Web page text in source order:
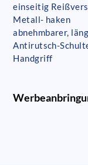
einseitig
Metall- haken
abnehmbarer,
Antirutsch-
Handgriff